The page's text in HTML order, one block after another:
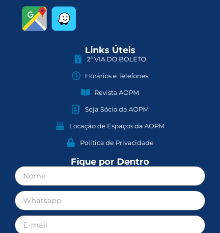
Links Úteis
2ª VIA DO BOLETO
Horários e Telefones
Revista AOPM
Seja Sócio da AOPM
Locação de Espaços da AOPM
Política de Privacidade
Fique por Dentro